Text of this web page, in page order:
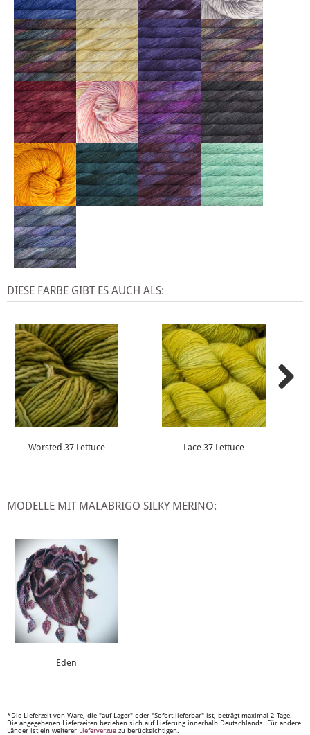
DIESE FARBE GIBT ES AUCH ALS:
Worsted 37 Lettuce Lace 37 Lettuce
MODELLE MIT MALABRIGO SILKY MERINO:
Eden
*Die Lieferzeit von Ware, die "auf Lager" oder "Sofort lieferbar" ist, beträgt maximal 2 Tage.
Die angegebenen Lieferzeiten beziehen sich auf Lieferung innerhalb Deutschlands. Für andere
Länder ist ein weiterer Lieferverzug zu berücksichtigen.